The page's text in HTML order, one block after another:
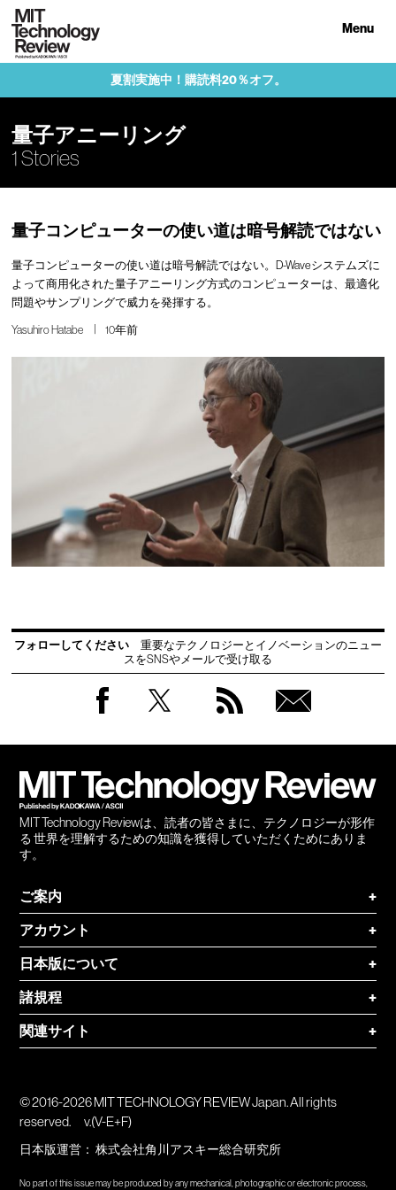
Menu
夏割実施中！購読料20％オフ。
量子アニーリング
1 Stories
量子コンピューターの使い道は暗号解読ではない
量子コンピューターの使い道は暗号解読ではない。D-Waveシステムズに
よって商用化された量子アニーリング方式のコンピューターは、最適化
問題やサンプリングで威力を発揮する。
Yasuhiro Hatabe 10年前
フォローしてください
重要なテクノロジーとイノベーションのニュー
スをSNSやメールで受け取る
MIT Technology Reviewは、読者の皆さまに、テクノロジーが形作
る 世界を理解するための知識を獲得していただくためにありま
す。
ご案内
+
アカウント
+
日本版について
+
諸規程
+
関連サイト
+
© 2016-2026 MIT TECHNOLOGY REVIEW Japan. All rights
reserved.
v.(V-E+F)
日本版運営：株式会社角川アスキー総合研究所
No part of this issue may be produced by any mechanical, photographic or electronic process,